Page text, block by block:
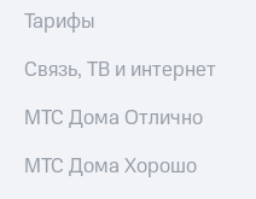
Тарифы
Связь, ТВ и интернет
МТС Дома Отлично
МТС Дома Хорошо